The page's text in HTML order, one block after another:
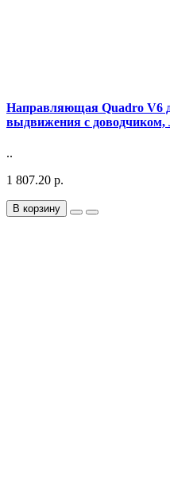
Направляющая Quadro V6
выдвижения с доводчиком,
..
1 807.20 р.
В корзину